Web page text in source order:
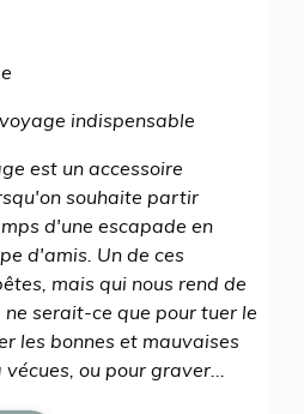
indispensable
est un accessoire
souhaite partir
d'une escapade en
d'amis. Un de ces
mais qui nous rend de
serait-ce que pour tuer le
les bonnes et mauvaises
ou pour graver...